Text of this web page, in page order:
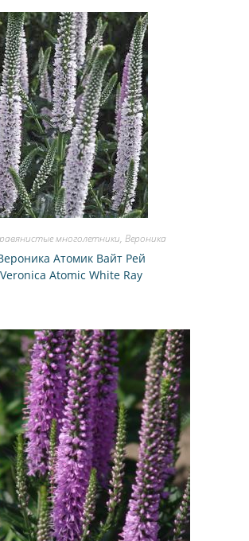
многолетники, Вероника
Атомик Вайт Рей
Veronica Atomic White Ray